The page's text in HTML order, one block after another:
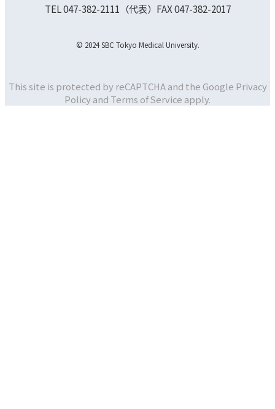
TEL 047-382-2111（代表）FAX 047-382-2017
© 2024 SBC Tokyo Medical University.
This site is protected by reCAPTCHA and the Google Privacy
Policy and Terms of Service apply.